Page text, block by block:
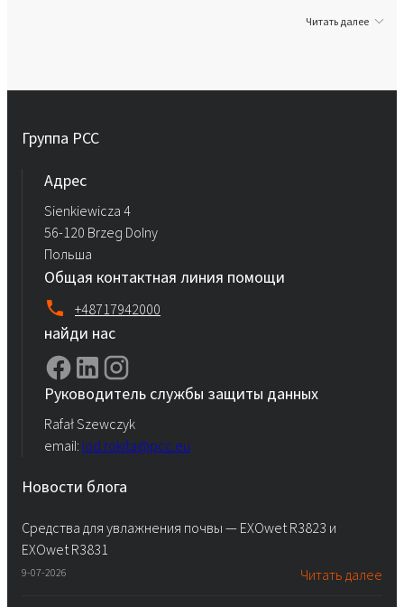
Читать далее
Группа PCC
Aдрес
Sienkiewicza 4
56-120 Brzeg Dolny
Польша
Общая контактная линия помощи
+48717942000
найди нас
Руководитель службы защиты данных
Rafał Szewczyk
email: iod.rokita@pcc.eu
Новости блога
Средства для увлажнения почвы — EXOwet R3823 и
EXOwet R3831
9-07-2026 Читать далее